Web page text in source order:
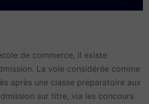
de commerce, il existe
La voie considérée comme
après une classe préparatoire aux
sur titre, via les concours